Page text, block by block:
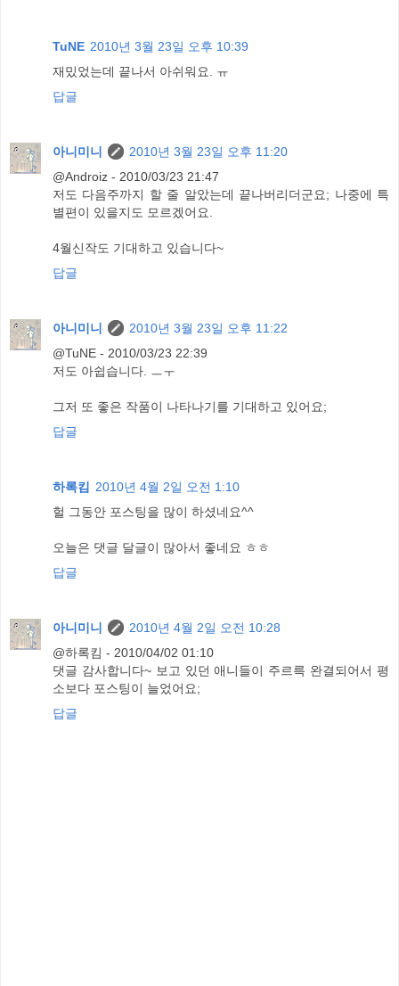
TuNE 2010년 3월 23일 오후 10:39
재밌었는데 끝나서 아쉬워요. ㅠ
답글
아니미니
2010년 3월 23일 오후 11:20
@Androiz - 2010/03/23 21:47
저도 다음주까지 할 줄 알았는데 끝나버리더군요; 나중에 특
별편이 있을지도 모르겠어요.
4월신작도 기대하고 있습니다~
답글
아니미니
2010년 3월 23일 오후 11:22
@TuNE - 2010/03/23 22:39
저도 아쉽습니다. ㅡㅜ
그저 또 좋은 작품이 나타나기를 기대하고 있어요;
답글
하록킴 2010년 4월 2일 오전 1:10
헐 그동안 포스팅을 많이 하셨네요^^
오늘은 댓글 달글이 많아서 좋네요 ㅎㅎ
답글
아니미니
2010년 4월 2일 오전 10:28
@하록킴 - 2010/04/02 01:10
댓글 감사합니다~ 보고 있던 애니들이 주르륵 완결되어서 평
소보다 포스팅이 늘었어요;
답글